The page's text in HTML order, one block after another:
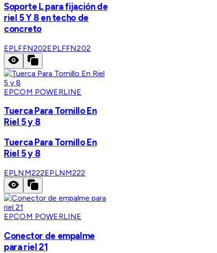
Soporte L para fijación de
riel 5 Y 8 en techo de
concreto
EPLFFN202EPLFFN202
EPCOM POWERLINE
Tuerca Para Tornillo En
Riel 5 y 8
Tuerca Para Tornillo En
Riel 5 y 8
EPLNM222EPLNM222
EPCOM POWERLINE
Conector de empalme
para riel 21